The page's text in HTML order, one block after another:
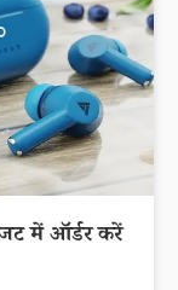
में ऑर्डर करें